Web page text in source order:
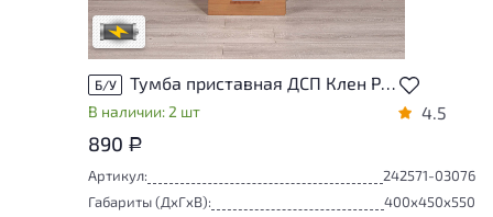
В обработке
Б/У
В наличии: 2 шт 4.5
890 Р
Артикул:
242571-03076
Габариты (ДxГxВ):
400x450x550